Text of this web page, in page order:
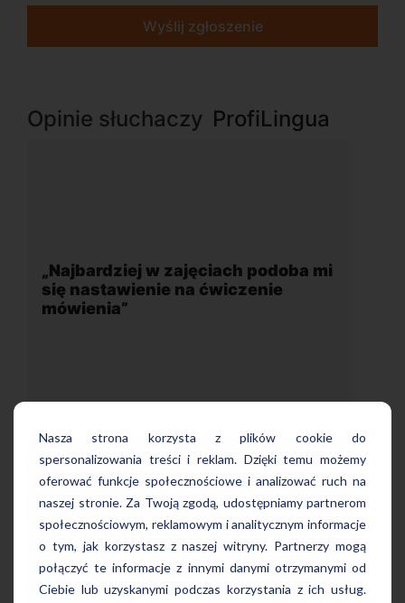
Nasza strona korzysta z plików cookie do
spersonalizowania treści i reklam. Dzięki temu możemy
oferować funkcje społecznościowe i analizować ruch na
naszej stronie. Za Twoją zgodą, udostępniamy partnerom
społecznościowym, reklamowym i analitycznym informacje
o tym, jak korzystasz z naszej witryny. Partnerzy mogą
połączyć te informacje z innymi danymi otrzymanymi od
Ciebie lub uzyskanymi podczas korzystania z ich usług.
Wyślij zgłoszenie
Opinie słuchaczy ProfiLingua
mi
się
„Wygodna, nowoczesna szkoła
położona w dogodnej lokalizacji”
Uczę się w tej szkole od 4 lat i jestem
bardzo zadowolona. Zajęcia z nativami,
wygodna, nowoczesna szkoła położona
w dogodnej lokalizacji, bo tuż przy
wyjściu z metra, mili pracownicy,